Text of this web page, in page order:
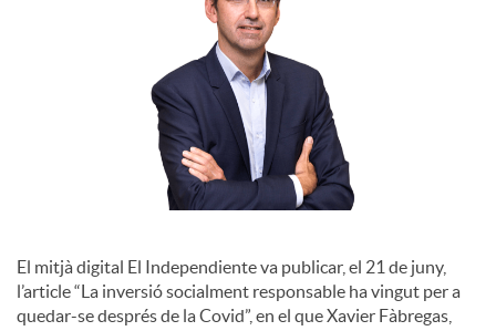
l
El mitjà digital El Independiente va publicar, el 21 de juny,
l’article “La inversió socialment responsable ha vingut per a
quedar-se després de la Covid”, en el que Xavier Fàbregas,